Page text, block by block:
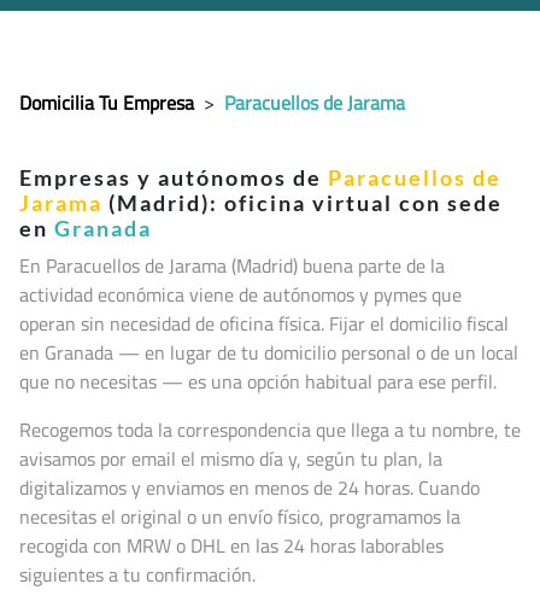
Domicilia Tu Empresa > Paracuellos de Jarama
Empresas y autónomos de Paracuellos de
Jarama (Madrid): oficina virtual con sede
en Granada
En Paracuellos de Jarama (Madrid) buena parte de la
actividad económica viene de autónomos y pymes que
operan sin necesidad de oficina física. Fijar el domicilio fiscal
en Granada — en lugar de tu domicilio personal o de un local
que no necesitas — es una opción habitual para ese perfil.
Recogemos toda la correspondencia que llega a tu nombre, te
avisamos por email el mismo día y, según tu plan, la
digitalizamos y enviamos en menos de 24 horas. Cuando
necesitas el original o un envío físico, programamos la
recogida con MRW o DHL en las 24 horas laborables
siguientes a tu confirmación.